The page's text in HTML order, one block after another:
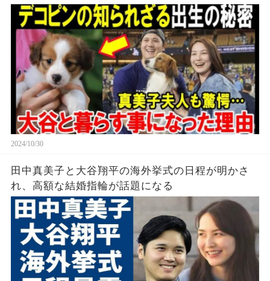
ることは必然だった！デコピンの知られざる出生
の秘密が今…
2024/10/30
田中真美子と大谷翔平の海外挙式の日程が明かさ
れ、高額な結婚指輪が話題になる